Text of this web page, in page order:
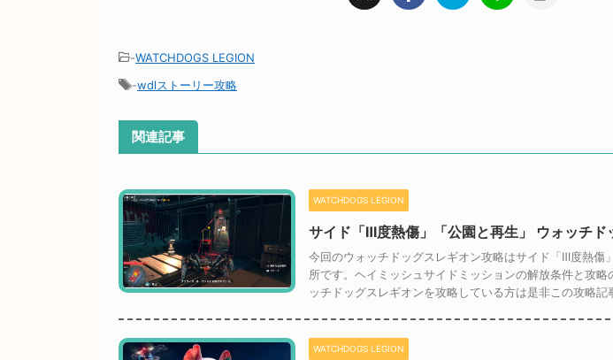
-WATCHDOGS LEGION
-wdlストーリー攻略
関連記事
WATCHDOGS LEGION
サイド「Ⅲ度熱傷」「公園と再生」 ウォッチド
今回のウォッチドッグスレギオン攻略はサイド「Ⅲ度熱傷
所です。ヘイミッシュサイドミッションの解放条件と攻
ッチドッグスレギオンを攻略している方は是非この攻略記
WATCHDOGS LEGION